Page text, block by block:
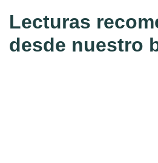
Lecturas
desde nuestro